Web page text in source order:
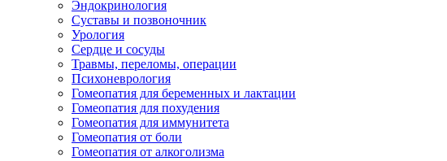
Эндокринология
Суставы и позвоночник
Урология
Сердце и сосуды
Травмы, переломы, операции
Психоневрология
Гомеопатия для беременных и лактации
Гомеопатия для похудения
Гомеопатия для иммунитета
Гомеопатия от боли
Гомеопатия от алкоголизма